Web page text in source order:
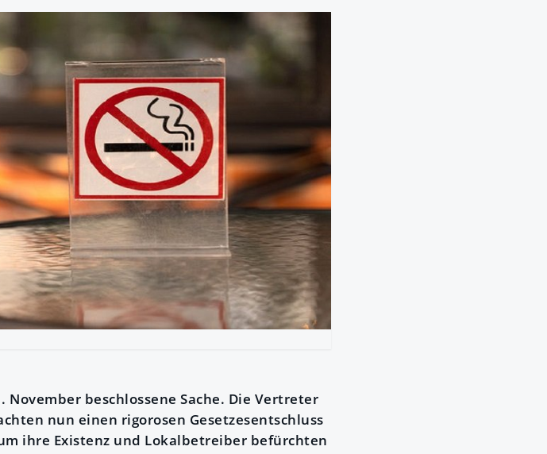
beschlossene Sache. Die Vertreter
nun einen rigorosen Gesetzesentschluss
ihre Existenz und Lokalbetreiber befürchten